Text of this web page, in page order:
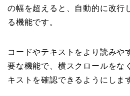
の幅を超えると、自動的に改行
る機能です。
コードやテキストをより読みや
要な機能で、横スクロールをな
キストを確認できるようにしま